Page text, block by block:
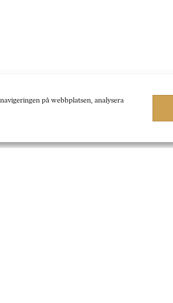
på webbplatsen, analysera